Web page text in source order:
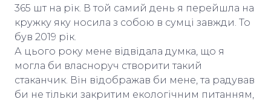
365 шт на рік. В той самий день я перейшла на
кружку яку носила з собою в сумці завжди. То
був 2019 рік.
А цього року мене відвідала думка, що я
могла би власноруч створити такий
стаканчик. Він відображав би мене, та радував
би не тільки закритим екологічним питанням,